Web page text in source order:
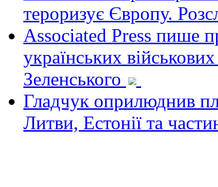
тероризує Європу.
Associated Press пише
українських
Зеленського
Гладчук оприлюднив
Литви, Естонії та